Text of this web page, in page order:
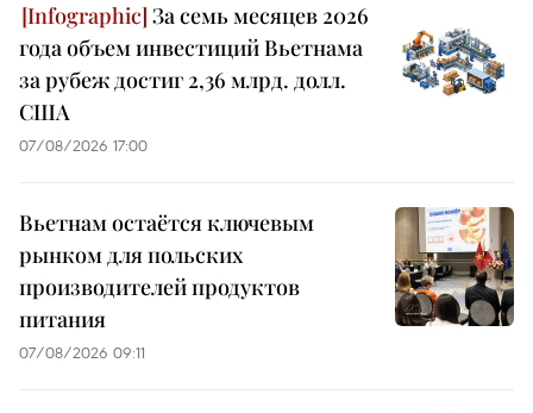
За семь месяцев 2026
года объем инвестиций Вьетнама
за рубеж достиг 2,36 млрд. долл.
США
07/08/2026 17:00
Вьетнам остаётся ключевым
рынком для польских
производителей продуктов
питания
07/08/2026 09:11